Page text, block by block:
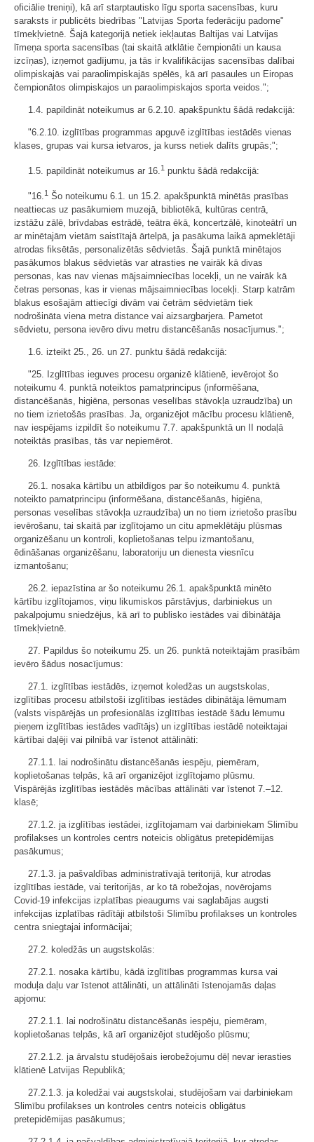
oficiālie treniņi), kā arī starptautisko līgu sporta sacensības, kuru
saraksts ir publicēts biedrības "Latvijas Sporta federāciju padome"
tīmekļvietnē. Šajā kategorijā netiek iekļautas Baltijas vai Latvijas
līmeņa sporta sacensības (tai skaitā atklātie čempionāti un kausa
izcīņas), izņemot gadījumu, ja tās ir kvalifikācijas sacensības dalībai
olimpiskajās vai paraolimpiskajās spēlēs, kā arī pasaules un Eiropas
čempionātos olimpiskajos un paraolimpiskajos sporta veidos.";
1.4. papildināt noteikumus ar 6.2.10. apakšpunktu šādā redakcijā:
"6.2.10. izglītības programmas apguvē izglītības iestādēs vienas
klases, grupas vai kursa ietvaros, ja kurss netiek dalīts grupās;";
1.5. papildināt noteikumus ar 16. 1 punktu šādā redakcijā:
"16.1 Šo noteikumu 6.1. un 15.2. apakšpunktā minētās prasības
neattiecas uz pasākumiem muzejā, bibliotēkā, kultūras centrā,
izstāžu zālē, brīvdabas estrādē, teātra ēkā, koncertzālē, kinoteātrī un
ar minētajām vietām saistītajā ārtelpā, ja pasākuma laikā apmeklētāji
atrodas fiksētās, personalizētās sēdvietās. Šajā punktā minētajos
pasākumos blakus sēdvietās var atrasties ne vairāk kā divas
personas, kas nav vienas mājsaimniecības locekļi, un ne vairāk kā
četras personas, kas ir vienas mājsaimniecības locekļi. Starp katrām
blakus esošajām attiecīgi divām vai četrām sēdvietām tiek
nodrošināta viena metra distance vai aizsargbarjera. Pametot
sēdvietu, persona ievēro divu metru distancēšanās nosacījumus.";
1.6. izteikt 25., 26. un 27. punktu šādā redakcijā:
"25. Izglītības ieguves procesu organizē klātienē, ievērojot šo
noteikumu 4. punktā noteiktos pamatprincipus (informēšana,
distancēšanās, higiēna, personas veselības stāvokļa uzraudzība) un
no tiem izrietošās prasības. Ja, organizējot mācību procesu klātienē,
nav iespējams izpildīt šo noteikumu 7.7. apakšpunktā un II nodaļā
noteiktās prasības, tās var nepiemērot.
26. Izglītības iestāde:
26.1. nosaka kārtību un atbildīgos par šo noteikumu 4. punktā
noteikto pamatprincipu (informēšana, distancēšanās, higiēna,
personas veselības stāvokļa uzraudzība) un no tiem izrietošo prasību
ievērošanu, tai skaitā par izglītojamo un citu apmeklētāju plūsmas
organizēšanu un kontroli, koplietošanas telpu izmantošanu,
ēdināšanas organizēšanu, laboratoriju un dienesta viesnīcu
izmantošanu;
26.2. iepazīstina ar šo noteikumu 26.1. apakšpunktā minēto
kārtību izglītojamos, viņu likumiskos pārstāvjus, darbiniekus un
pakalpojumu sniedzējus, kā arī to publisko iestādes vai dibinātāja
tīmekļvietnē.
27. Papildus šo noteikumu 25. un 26. punktā noteiktajām prasībām
ievēro šādus nosacījumus:
27.1. izglītības iestādēs, izņemot koledžas un augstskolas,
izglītības procesu atbilstoši izglītības iestādes dibinātāja lēmumam
(valsts vispārējās un profesionālās izglītības iestādē šādu lēmumu
pieņem izglītības iestādes vadītājs) un izglītības iestādē noteiktajai
kārtībai daļēji vai pilnībā var īstenot attālināti:
27.1.1. lai nodrošinātu distancēšanās iespēju, piemēram,
koplietošanas telpās, kā arī organizējot izglītojamo plūsmu.
Vispārējās izglītības iestādēs mācības attālināti var īstenot 7.–12.
klasē;
27.1.2. ja izglītības iestādei, izglītojamam vai darbiniekam Slimību
profilakses un kontroles centrs noteicis obligātus pretepidēmijas
pasākumus;
27.1.3. ja pašvaldības administratīvajā teritorijā, kur atrodas
izglītības iestāde, vai teritorijās, ar ko tā robežojas, novērojams
Covid-19 infekcijas izplatības pieaugums vai saglabājas augsti
infekcijas izplatības rādītāji atbilstoši Slimību profilakses un kontroles
centra sniegtajai informācijai;
27.2. koledžās un augstskolās:
27.2.1. nosaka kārtību, kādā izglītības programmas kursa vai
moduļa daļu var īstenot attālināti, un attālināti īstenojamās daļas
apjomu:
27.2.1.1. lai nodrošinātu distancēšanās iespēju, piemēram,
koplietošanas telpās, kā arī organizējot studējošo plūsmu;
27.2.1.2. ja ārvalstu studējošais ierobežojumu dēļ nevar ierasties
klātienē Latvijas Republikā;
27.2.1.3. ja koledžai vai augstskolai, studējošam vai darbiniekam
Slimību profilakses un kontroles centrs noteicis obligātus
pretepidēmijas pasākumus;